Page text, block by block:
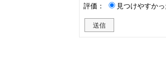
評価：
見つけやすか